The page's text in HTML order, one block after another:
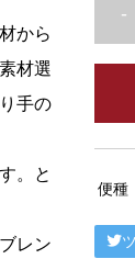
から
材選
手の
。と
す。
レン
-
便種